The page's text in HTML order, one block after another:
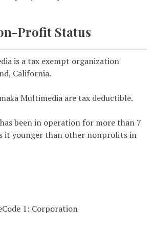
Profit Status
is a tax exempt organization
California.
Multimedia are tax deductible.
been in operation for more than 7
it younger than other nonprofits in
1: Corporation